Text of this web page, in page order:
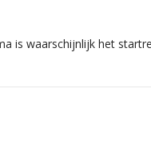
is waarschijnlijk het